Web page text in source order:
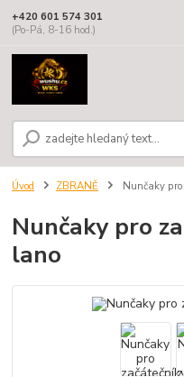
+420 601 574 301
(Po-Pá, 8-16 hod.)
Úvod ZBRANĚ Nunčaky
Nunčaky pro
lano